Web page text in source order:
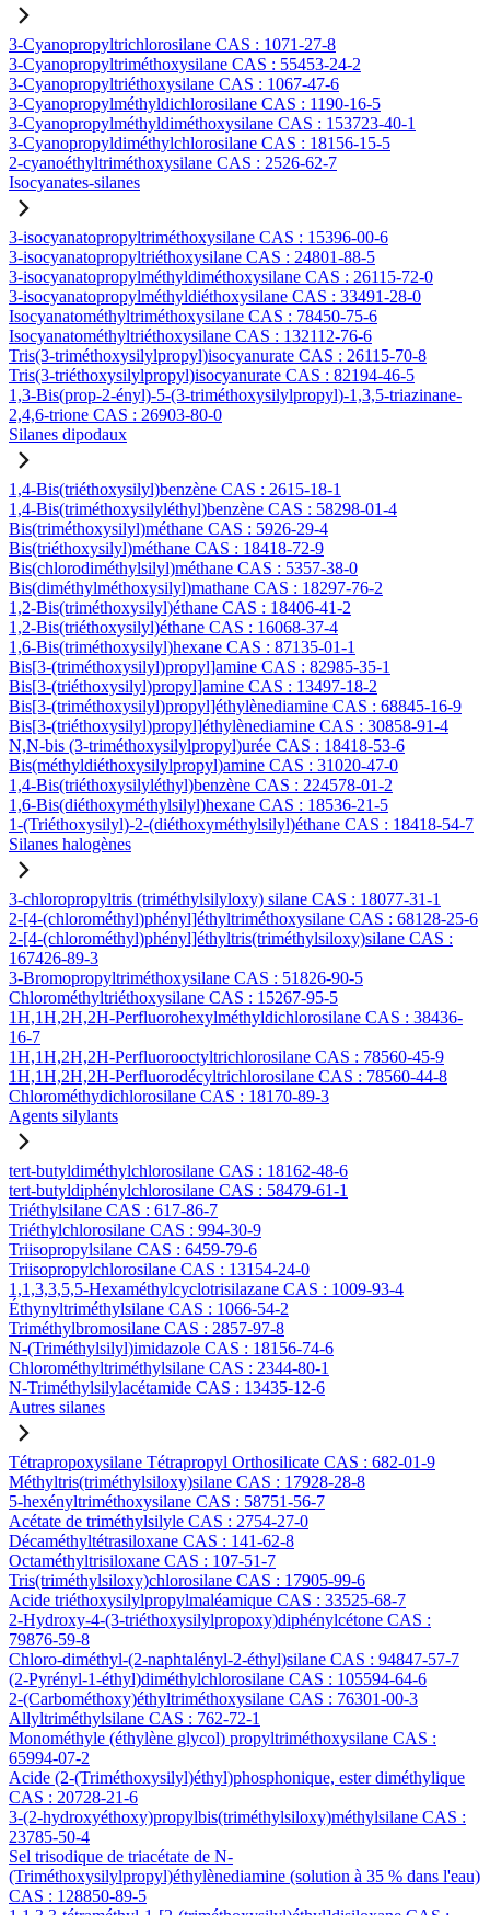
3-Cyanopropyltrichlorosilane CAS : 1071-27-8
3-Cyanopropyltriméthoxysilane CAS : 55453-24-2
3-Cyanopropyltriéthoxysilane CAS : 1067-47-6
3-Cyanopropylméthyldichlorosilane CAS : 1190-16-5
3-Cyanopropylméthyldiméthoxysilane CAS : 153723-40-1
3-Cyanopropyldiméthylchlorosilane CAS : 18156-15-5
2-cyanoéthyltriméthoxysilane CAS : 2526-62-7
Isocyanates-silanes
3-isocyanatopropyltriméthoxysilane CAS : 15396-00-6
3-isocyanatopropyltriéthoxysilane CAS : 24801-88-5
3-isocyanatopropylméthyldiméthoxysilane CAS : 26115-72-0
3-isocyanatopropylméthyldiéthoxysilane CAS : 33491-28-0
Isocyanatométhyltriméthoxysilane CAS : 78450-75-6
Isocyanatométhyltriéthoxysilane CAS : 132112-76-6
Tris(3-triméthoxysilylpropyl)isocyanurate CAS : 26115-70-8
Tris(3-triéthoxysilylpropyl)isocyanurate CAS : 82194-46-5
1,3-Bis(prop-2-ényl)-5-(3-triméthoxysilylpropyl)-1,3,5-triazinane-
2,4,6-trione CAS : 26903-80-0
Silanes dipodaux
1,4-Bis(triéthoxysilyl)benzène CAS : 2615-18-1
1,4-Bis(triméthoxysilyléthyl)benzène CAS : 58298-01-4
Bis(triméthoxysilyl)méthane CAS : 5926-29-4
Bis(triéthoxysilyl)méthane CAS : 18418-72-9
Bis(chlorodiméthylsilyl)méthane CAS : 5357-38-0
Bis(diméthylméthoxysilyl)mathane CAS : 18297-76-2
1,2-Bis(triméthoxysilyl)éthane CAS : 18406-41-2
1,2-Bis(triéthoxysilyl)éthane CAS : 16068-37-4
1,6-Bis(triméthoxysilyl)hexane CAS : 87135-01-1
Bis[3-(triméthoxysilyl)propyl]amine CAS : 82985-35-1
Bis[3-(triéthoxysilyl)propyl]amine CAS : 13497-18-2
Bis[3-(triméthoxysilyl)propyl]éthylènediamine CAS : 68845-16-9
Bis[3-(triéthoxysilyl)propyl]éthylènediamine CAS : 30858-91-4
N,N-bis (3-triméthoxysilylpropyl)urée CAS : 18418-53-6
Bis(méthyldiéthoxysilylpropyl)amine CAS : 31020-47-0
1,4-Bis(triéthoxysilyléthyl)benzène CAS : 224578-01-2
1,6-Bis(diéthoxyméthylsilyl)hexane CAS : 18536-21-5
1-(Triéthoxysilyl)-2-(diéthoxyméthylsilyl)éthane CAS : 18418-54-7
Silanes halogènes
3-chloropropyltris (triméthylsilyloxy) silane CAS : 18077-31-1
2-[4-(chlorométhyl)phényl]éthyltriméthoxysilane CAS : 68128-25-6
2-[4-(chlorométhyl)phényl]éthyltris(triméthylsiloxy)silane CAS :
167426-89-3
3-Bromopropyltriméthoxysilane CAS : 51826-90-5
Chlorométhyltriéthoxysilane CAS : 15267-95-5
1H,1H,2H,2H-Perfluorohexylméthyldichlorosilane CAS : 38436-
16-7
1H,1H,2H,2H-Perfluorooctyltrichlorosilane CAS : 78560-45-9
1H,1H,2H,2H-Perfluorodécyltrichlorosilane CAS : 78560-44-8
Chlorométhydichlorosilane CAS : 18170-89-3
Agents silylants
tert-butyldiméthylchlorosilane CAS : 18162-48-6
tert-butyldiphénylchlorosilane CAS : 58479-61-1
Triéthylsilane CAS : 617-86-7
Triéthylchlorosilane CAS : 994-30-9
Triisopropylsilane CAS : 6459-79-6
Triisopropylchlorosilane CAS : 13154-24-0
1,1,3,3,5,5-Hexaméthylcyclotrisilazane CAS : 1009-93-4
Éthynyltriméthylsilane CAS : 1066-54-2
Triméthylbromosilane CAS : 2857-97-8
N-(Triméthylsilyl)imidazole CAS : 18156-74-6
Chlorométhyltriméthylsilane CAS : 2344-80-1
N-Triméthylsilylacétamide CAS : 13435-12-6
Autres silanes
Tétrapropoxysilane Tétrapropyl Orthosilicate CAS : 682-01-9
Méthyltris(triméthylsiloxy)silane CAS : 17928-28-8
5-hexényltriméthoxysilane CAS : 58751-56-7
Acétate de triméthylsilyle CAS : 2754-27-0
Décaméthyltétrasiloxane CAS : 141-62-8
Octaméthyltrisiloxane CAS : 107-51-7
Tris(triméthylsiloxy)chlorosilane CAS : 17905-99-6
Acide triéthoxysilylpropylmaléamique CAS : 33525-68-7
2-Hydroxy-4-(3-triéthoxysilylpropoxy)diphénylcétone CAS :
79876-59-8
Chloro-diméthyl-(2-naphtalényl-2-éthyl)silane CAS : 94847-57-7
(2-Pyrényl-1-éthyl)diméthylchlorosilane CAS : 105594-64-6
2-(Carbométhoxy)éthyltriméthoxysilane CAS : 76301-00-3
Allyltriméthylsilane CAS : 762-72-1
Monométhyle (éthylène glycol) propyltriméthoxysilane CAS :
65994-07-2
Acide (2-(Triméthoxysilyl)éthyl)phosphonique, ester diméthylique
CAS : 20728-21-6
3-(2-hydroxyéthoxy)propylbis(triméthylsiloxy)méthylsilane CAS :
23785-50-4
Sel trisodique de triacétate de N-
(Triméthoxysilylpropyl)éthylènediamine (solution à 35 % dans l'eau)
CAS : 128850-89-5